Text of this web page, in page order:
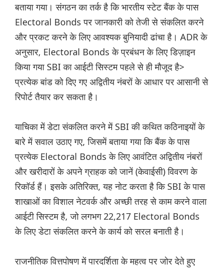
बताया गया। संगठन का तर्क है कि भारतीय स्टेट बैंक के पास
Electoral Bonds पर जानकारी को तेजी से संकलित करने
और प्रकट करने के लिए आवश्यक बुनियादी ढांचा है। ADR के
अनुसार, Electoral Bonds के प्रबंधन के लिए डिज़ाइन
किया गया SBI का आईटी सिस्टम पहले से ही मौजूद है>
प्रत्येक बांड को दिए गए अद्वितीय नंबरों के आधार पर आसानी से
रिपोर्ट तैयार कर सकता है।
याचिका में डेटा संकलित करने में SBI की कथित कठिनाइयों के
बारे में सवाल उठाए गए, जिसमें बताया गया कि बैंक के पास
प्रत्येक Electoral Bonds के लिए आवंटित अद्वितीय नंबरों
और खरीदारों के अपने ग्राहक को जानें (केवाईसी) विवरण के
रिकॉर्ड हैं। इसके अतिरिक्त, यह नोट करता है कि SBI के पास
शाखाओं का विशाल नेटवर्क और अच्छी तरह से काम करने वाला
आईटी सिस्टम है, जो लगभग 22,217 Electoral Bonds
के लिए डेटा संकलित करने के कार्य को सरल बनाती है।
राजनीतिक वित्तपोषण में पारदर्शिता के महत्व पर जोर देते हुए